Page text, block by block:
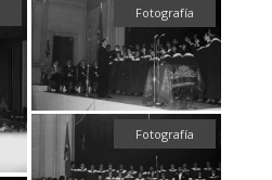
Fotografía
Fotografía